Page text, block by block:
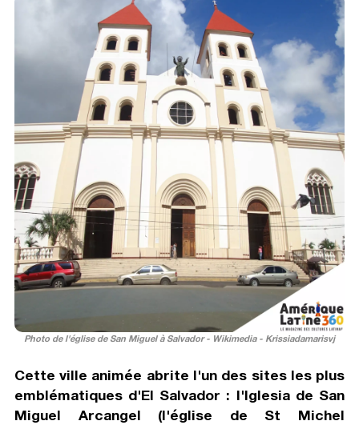
Photo de l'église de San Miguel à Salvador - Wikimedia - Krissiadamarisvj
Cette ville animée abrite l'un des sites les plus
emblématiques d'El Salvador : l'Iglesia de San
Miguel Arcangel (l'église de St Michel